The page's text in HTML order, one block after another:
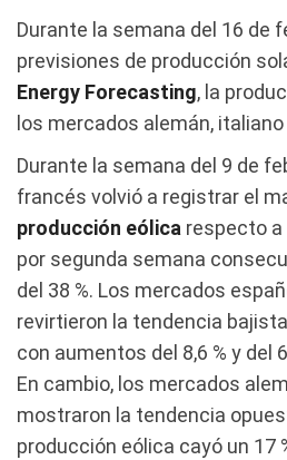
Durante la semana del 16 de
previsiones de producción
Energy Forecasting, la
los mercados alemán, italiano
Durante la semana del 9 de
francés volvió a registrar el
producción eólica respecto a
por segunda semana
del 38 %. Los mercados
revirtieron la tendencia
con aumentos del 8,6 % y del
En cambio, los mercados
mostraron la tendencia
producción eólica cayó un 17